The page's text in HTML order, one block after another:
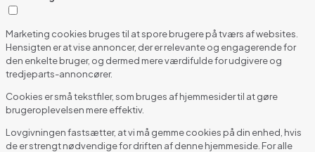
Marketing cookies bruges til at spore brugere på tværs af websites.
Hensigten er at vise annoncer, der er relevante og engagerende for
den enkelte bruger, og dermed mere værdifulde for udgivere og
tredjeparts-annoncører.
Cookies er små tekstfiler, som bruges af hjemmesider til at gøre
brugeroplevelsen mere effektiv.
Lovgivningen fastsætter, at vi må gemme cookies på din enhed, hvis
de er strengt nødvendige for driften af denne hjemmeside. For alle